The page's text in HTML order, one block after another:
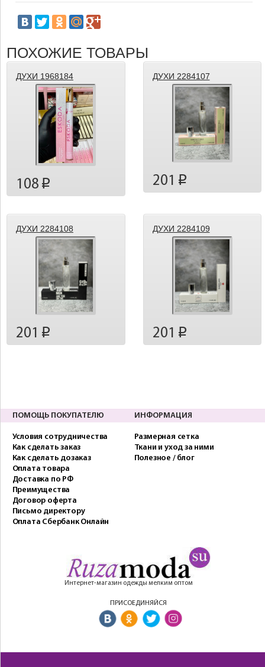
ПОХОЖИЕ ТОВАРЫ
ДУХИ 1968184
108 p
ДУХИ 2284107
201 p
ДУХИ 2284108
201 p
ДУХИ 2284109
201 p
ПОМОЩЬ ПОКУПАТЕЛЮ
Условия сотрудничества
Как сделать заказ
Как сделать дозаказ
Оплата товара
Доставка по РФ
Преимущества
Договор оферта
Письмо директору
Оплата Сбербанк Онлайн
ИНФОРМАЦИЯ
Размерная сетка
Ткани и уход за ними
Полезное / блог
Интернет-магазин одежды мелким оптом
ПРИСОЕДИНЯЙСЯ